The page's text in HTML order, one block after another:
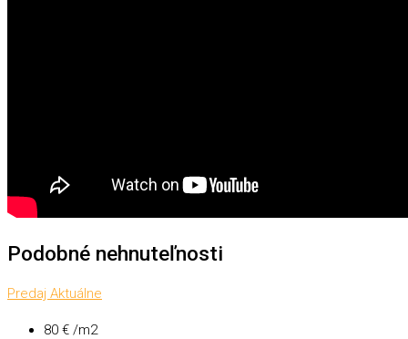
Podobné nehnuteľnosti
Predaj Aktuálne
80 € /m2